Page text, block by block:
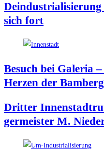
sich fort
Besuch bei Gale­ria
Her­zen der
Drit­ter
ger­meis­ter M.